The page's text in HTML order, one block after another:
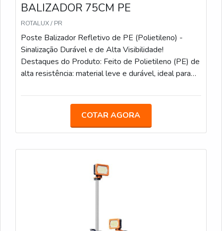
BALIZADOR 75CM PE
ROTALUX / PR
Poste Balizador Refletivo de PE (Polietileno) -
Sinalização Durável e de Alta Visibilidade!
Destaques do Produto: Feito de Polietileno (PE) de
alta resistência: material leve e durável, ideal para
segurança máxima em locais com pouca luz ou
delimitar áreas e orientar o tráfego em diversas
situações. Design flexível e robusto: suporta
garantir segurança e estabilidade. O Poste Balizador
Refletivo de PE é a escolha perfeita para sinalização
orientação clara e segura. Fabricado em Polietileno
(PE), um material extremamente resistente e leve, o
COTAR AGORA